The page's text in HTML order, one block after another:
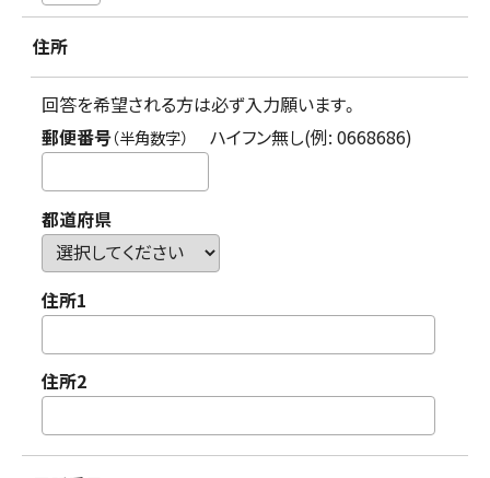
住所
回答を希望される方は必ず入力願います。
郵便番号（半角数字） ハイフン無し(例: 0668686)
都道府県
住所1
住所2